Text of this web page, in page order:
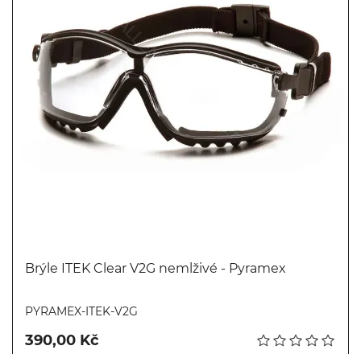
Brýle ITEK Clear V2G nemlživé - Pyramex
PYRAMEX-ITEK-V2G
390,00 Kč